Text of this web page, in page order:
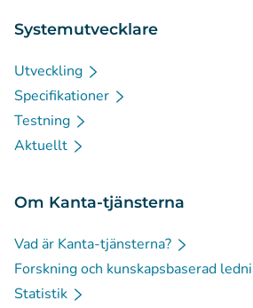
Systemutvecklare
Utveckling
Specifikationer
Testning
Aktuellt
Om Kanta-tjänsterna
Vad är Kanta-tjänsterna?
Forskning och kunskapsbaserad
Statistik